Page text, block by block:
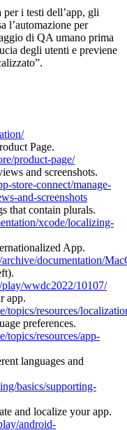
i testi dell’app, gli
l’automazione per
di QA umano prima
degli utenti e previene
Page.
product-page/
and screenshots.
store-connect/manage-
and-screenshots
that contain plurals.
xcode/localizing-
App.
documentation/
play/wwdc2022/10107/
app.
topics/resources/
preferences.
topics/resources/app-
languages and
basics/supporting-
and localize your app.
android-